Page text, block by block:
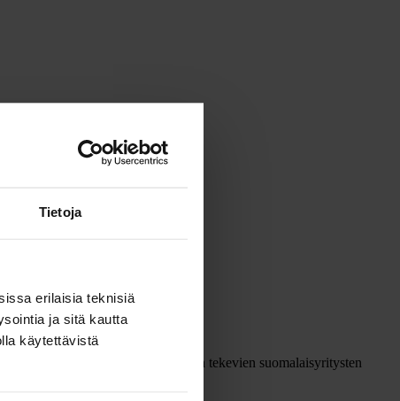
Tietoja
erilaisia teknisiä
ja sitä kautta
käytettävistä
kansainvälistä kauppaa tekevien suomalaisyritysten